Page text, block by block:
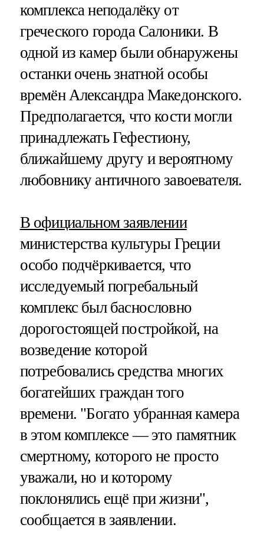
комплекса неподалёку от
греческого города Салоники. В
одной из камер были обнаружены
останки очень знатной особы
времён Александра Македонского.
Предполагается, что кости могли
принадлежать Гефестиону,
ближайшему другу и вероятному
любовнику античного завоевателя.
В официальном заявлении
министерства культуры Греции
особо подчёркивается, что
исследуемый погребальный
комплекс был баснословно
дорогостоящей постройкой, на
возведение которой
потребовались средства многих
богатейших граждан того
времени. "Богато убранная камера
в этом комплексе — это памятник
смертному, которого не просто
уважали, но и которому
поклонялись ещё при жизни",
сообщается в заявлении.